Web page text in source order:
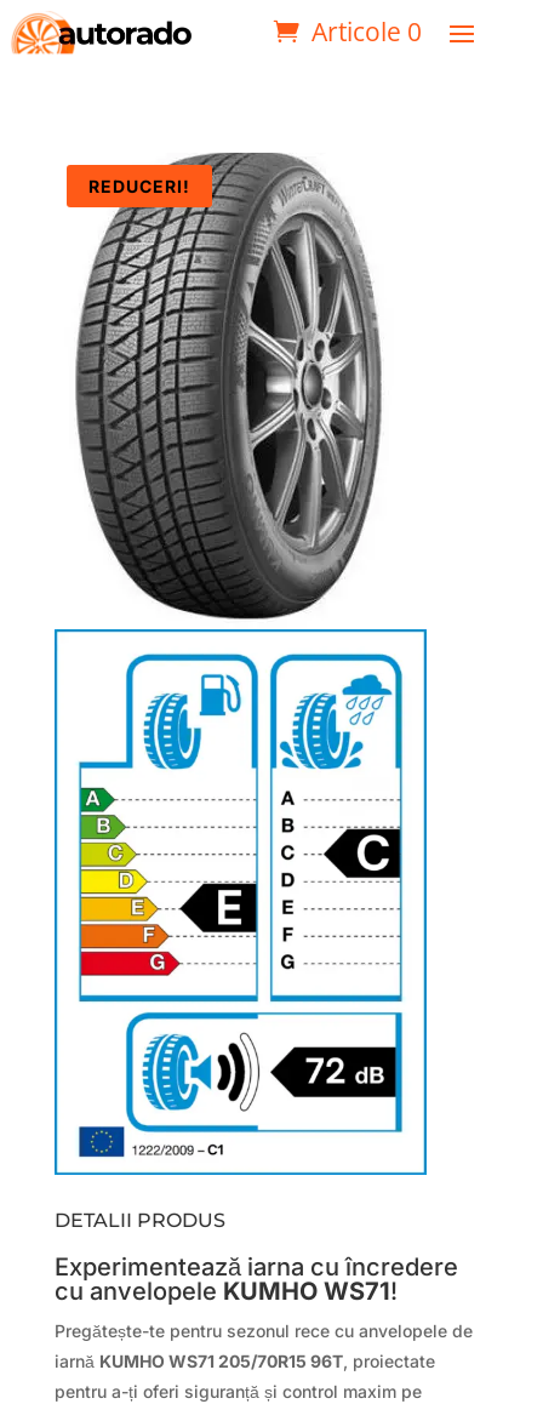
Articole 0
REDUCERI!
DETALII PRODUS
Experimentează iarna cu încredere
cu anvelopele KUMHO WS71!
Pregătește-te pentru sezonul rece cu anvelopele de
iarnă KUMHO WS71 205/70R15 96T, proiectate
pentru a-ți oferi siguranță și control maxim pe